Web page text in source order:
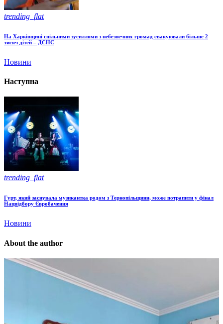
trending_flat
На Харківщині спільними зусиллями з небезпечних громад евакуювали більше 2
тисяч дітей – ДСНС
Новини
Наступна
trending_flat
Гурт, який заснувала музикантка родом з Тернопільщини, може потрапити у фінал
Нацвідбору Євробачення
Новини
About the author